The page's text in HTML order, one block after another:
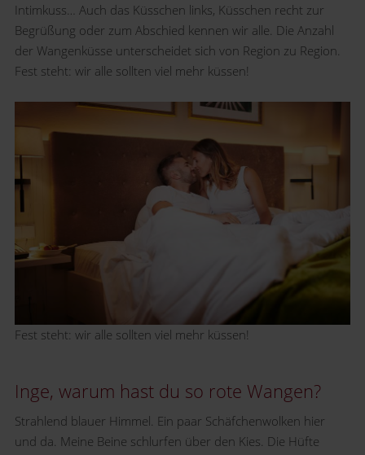
Intimkuss… Auch das Küsschen links, Küsschen recht zur
Begrüßung oder zum Abschied kennen wir alle. Die Anzahl
der Wangenküsse unterscheidet sich von Region zu Region.
Fest steht: wir alle sollten viel mehr küssen!
Fest steht: wir alle sollten viel mehr küssen!
Inge, warum hast du so rote Wangen?
Strahlend blauer Himmel. Ein paar Schäfchenwolken hier
und da. Meine Beine schlurfen über den Kies. Die Hüfte